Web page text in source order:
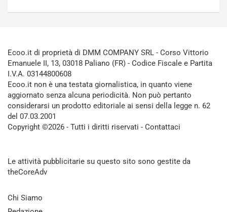
Ecoo.it di proprietà di DMM COMPANY SRL - Corso Vittorio
Emanuele II, 13, 03018 Paliano (FR) - Codice Fiscale e Partita
I.V.A. 03144800608
Ecoo.it non è una testata giornalistica, in quanto viene
aggiornato senza alcuna periodicità. Non può pertanto
considerarsi un prodotto editoriale ai sensi della legge n. 62
del 07.03.2001
Copyright ©2026 - Tutti i diritti riservati - Contattaci
Le attività pubblicitarie su questo sito sono gestite da
theCoreAdv
Chi Siamo